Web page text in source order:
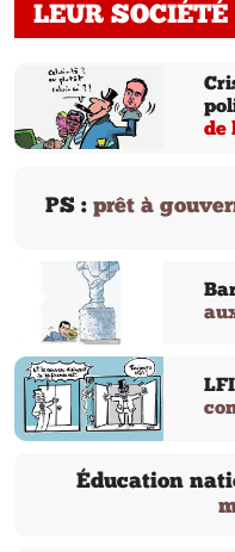
LEUR SOCIÉTÉ
de
PS : prêt à
Éducation